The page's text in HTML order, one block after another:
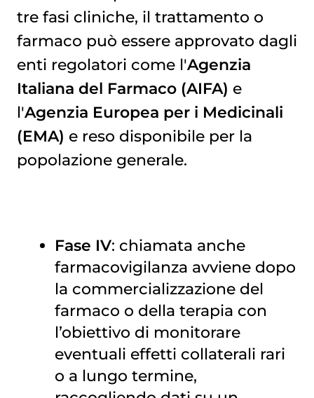
tre fasi cliniche, il trattamento o
farmaco può essere approvato dagli
enti regolatori come l'Agenzia
Italiana del Farmaco (AIFA) e
l'Agenzia Europea per i Medicinali
(EMA) e reso disponibile per la
popolazione generale.
Fase IV: chiamata anche
farmacovigilanza avviene dopo
la commercializzazione del
farmaco o della terapia con
l’obiettivo di monitorare
eventuali effetti collaterali rari
o a lungo termine,